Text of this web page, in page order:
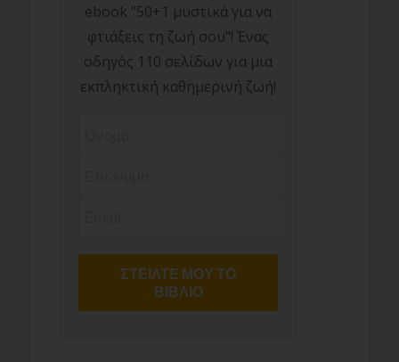
ebook "50+1 μυστικά για να
φτιάξεις τη ζωή σου"! Ένας
οδηγός 110 σελίδων για μια
εκπληκτική καθημερινή ζωή!